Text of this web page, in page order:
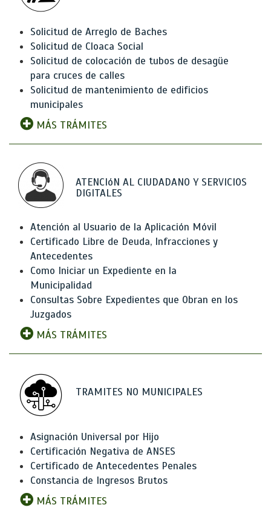
Solicitud de Arreglo de Baches
Solicitud de Cloaca Social
Solicitud de colocación de tubos de desagüe
para cruces de calles
Solicitud de mantenimiento de edificios
municipales
MÁS TRÁMITES
ATENCIóN AL CIUDADANO Y SERVICIOS
DIGITALES
Atención al Usuario de la Aplicación Móvil
Certificado Libre de Deuda, Infracciones y
Antecedentes
Como Iniciar un Expediente en la
Municipalidad
Consultas Sobre Expedientes que Obran en los
Juzgados
MÁS TRÁMITES
TRAMITES NO MUNICIPALES
Asignación Universal por Hijo
Certificación Negativa de ANSES
Certificado de Antecedentes Penales
Constancia de Ingresos Brutos
MÁS TRÁMITES